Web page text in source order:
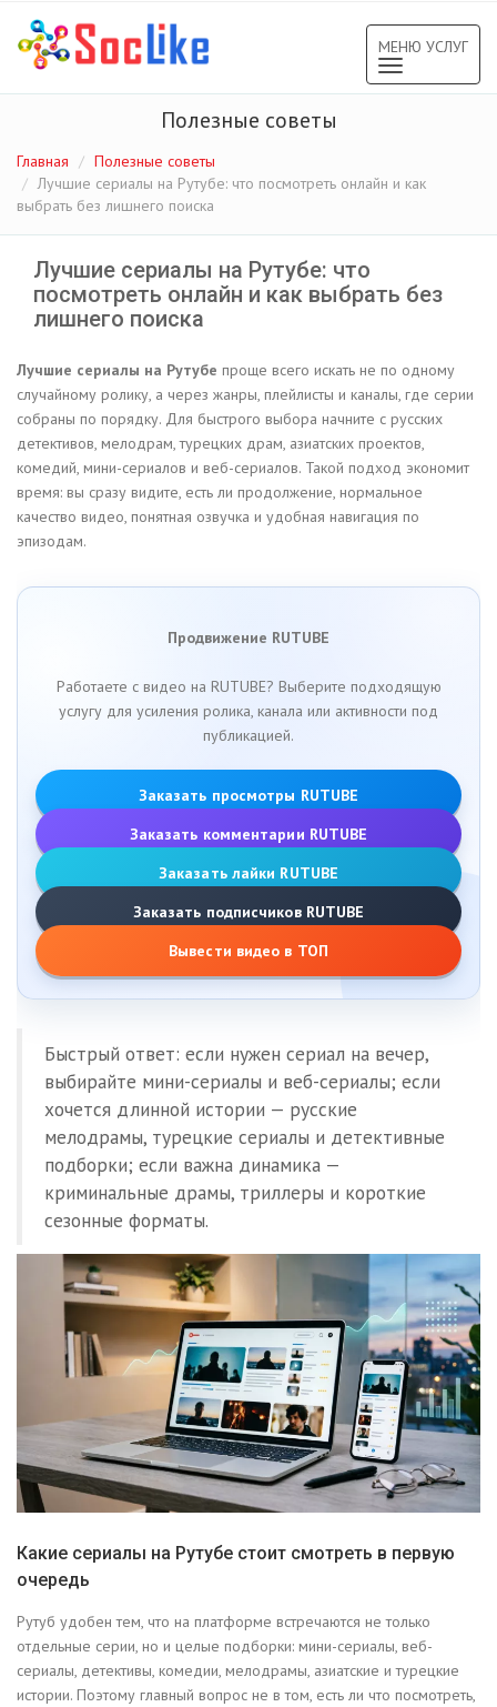
МЕНЮ УСЛУГ
navigation
Полезные советы
Главная
Полезные советы
Лучшие сериалы на Рутубе: что посмотреть онлайн и как
выбрать без лишнего поиска
Лучшие сериалы на Рутубе: что
посмотреть онлайн и как выбрать без
лишнего поиска
Лучшие сериалы на Рутубе проще всего искать не по одному
случайному ролику, а через жанры, плейлисты и каналы, где серии
собраны по порядку. Для быстрого выбора начните с русских
детективов, мелодрам, турецких драм, азиатских проектов,
комедий, мини-сериалов и веб-сериалов. Такой подход экономит
время: вы сразу видите, есть ли продолжение, нормальное
качество видео, понятная озвучка и удобная навигация по
эпизодам.
Продвижение RUTUBE
Работаете с видео на RUTUBE? Выберите подходящую
услугу для усиления ролика, канала или активности под
публикацией.
Заказать просмотры RUTUBE
Заказать комментарии RUTUBE
Заказать лайки RUTUBE
Заказать подписчиков RUTUBE
Вывести видео в ТОП
Быстрый ответ: если нужен сериал на вечер,
выбирайте мини-сериалы и веб-сериалы; если
хочется длинной истории — русские
мелодрамы, турецкие сериалы и детективные
подборки; если важна динамика —
криминальные драмы, триллеры и короткие
сезонные форматы.
Какие сериалы на Рутубе стоит смотреть в первую
очередь
Рутуб удобен тем, что на платформе встречаются не только
отдельные серии, но и целые подборки: мини-сериалы, веб-
сериалы, детективы, комедии, мелодрамы, азиатские и турецкие
истории. Поэтому главный вопрос не в том, есть ли что посмотреть,